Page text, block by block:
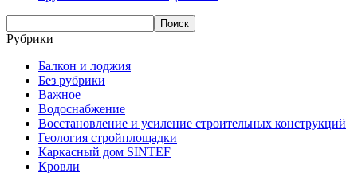
Рубрики
Балкон и лоджия
Без рубрики
Важное
Водоснабжение
Восстановление и усиление строительных конструкций
Геология стройплощадки
Каркасный дом SINTEF
Кровли